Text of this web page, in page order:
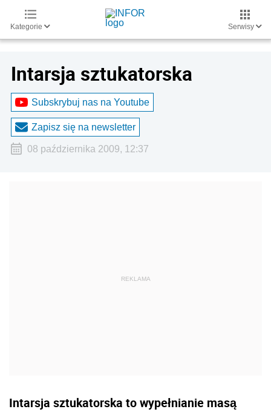
Kategorie Serwisy
Intarsja sztukatorska
Subskrybuj nas na Youtube
Zapisz się na newsletter
08 października 2009, 12:37
Intarsja sztukatorska to wypełnianie masą